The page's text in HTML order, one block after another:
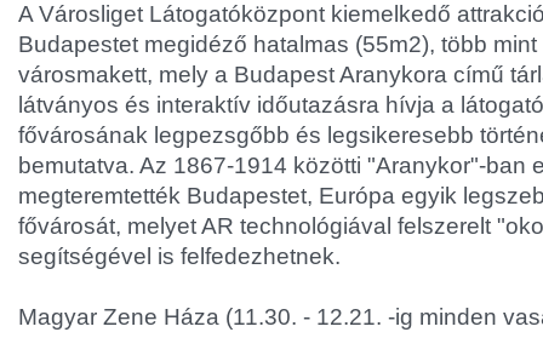
A Városliget Látogatóközpont kiemelkedő
Budapestet megidéző hatalmas (55m2), több
városmakett, mely a Budapest Aranykora című
látványos és interaktív időutazásra hívja a
fővárosának legpezsgőbb és legsikeresebb
bemutatva. Az 1867-1914 közötti "Aranykor"-ban
megteremtették Budapestet, Európa egyik
fővárosát, melyet AR technológiával felszerelt
segítségével is felfedezhetnek.
Magyar Zene Háza (11.30. - 12.21. -ig minden